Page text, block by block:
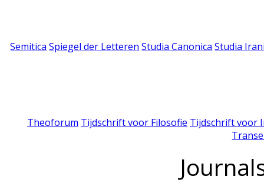
Semitica Spiegel der Letteren Studia Canonica Studia
Theoforum Tijdschrift voor Filosofie Tijdschrift voor